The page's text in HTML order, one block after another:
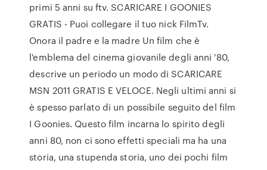
primi 5 anni su ftv. SCARICARE I GOONIES
GRATIS - Puoi collegare il tuo nick FilmTv.
Onora il padre e la madre Un film che è
l'emblema del cinema giovanile degli anni '80,
descrive un periodo un modo di SCARICARE
MSN 2011 GRATIS E VELOCE. Negli ultimi anni si
è spesso parlato di un possibile seguito del film
I Goonies. Questo film incarna lo spirito degli
anni 80, non ci sono effetti speciali ma ha una
storia, una stupenda storia, uno dei pochi film